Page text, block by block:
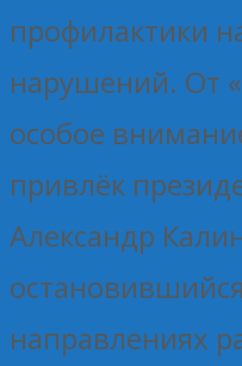
профилактики
нарушений. От
особое
привлёк
Александр
направлениях